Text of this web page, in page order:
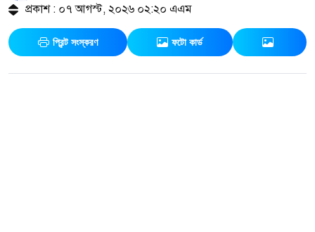
প্রকাশ : ০৭ আগস্ট, ২০২৬ ০২:২০ এএম
প্রিন্ট সংস্করণ ফটো কার্ড